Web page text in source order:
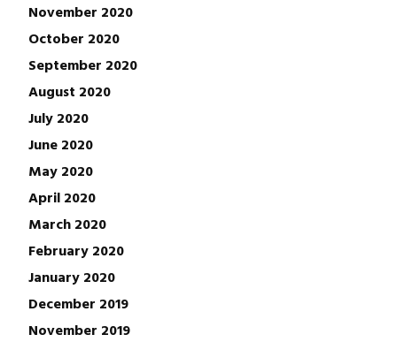
November 2020
October 2020
September 2020
August 2020
July 2020
June 2020
May 2020
April 2020
March 2020
February 2020
January 2020
December 2019
November 2019